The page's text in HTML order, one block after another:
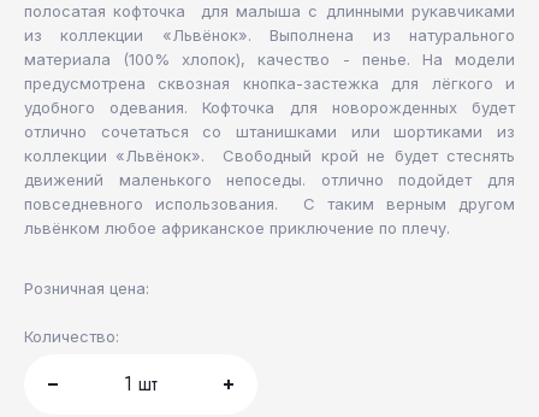
полосатая кофточка для малыша с длинными рукавчиками
из коллекции «Львёнок». Выполнена из натурального
материала (100% хлопок), качество - пенье. На модели
предусмотрена сквозная кнопка-застежка для лёгкого и
удобного одевания. Кофточка для новорожденных будет
отлично сочетаться со штанишками или шортиками из
коллекции «Львёнок». Свободный крой не будет стеснять
движений маленького непоседы. отлично подойдет для
повседневного использования. С таким верным другом
львёнком любое африканское приключение по плечу.
Розничная цена:
Количество:
1 шт